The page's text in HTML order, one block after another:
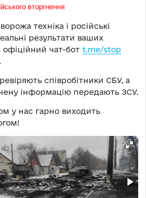
вторгнення
техніка і російські
результати ваших
чат-бот t.me/stop
.
співробітники СБУ, а
інформацію передають ЗСУ.
у нас гарно виходить